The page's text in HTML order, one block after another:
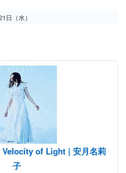
日（水）
Velocity of Light | 安月名莉
子